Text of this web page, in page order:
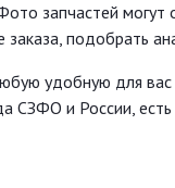
запчастей
подобрать
удобную для
СЗФО и России,